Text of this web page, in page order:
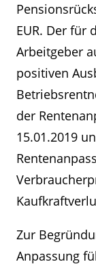
EUR. Der für
Arbeitgeber
positiven
der
15.01.2019
Zur
Anpassung